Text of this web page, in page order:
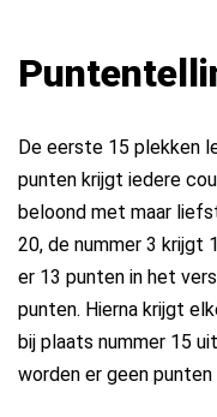
De eerste 15 plekken
punten krijgt iedere
beloond met maar
20, de nummer 3 krijgt
er 13 punten in het
punten. Hierna krijgt
bij plaats nummer 15
worden er geen